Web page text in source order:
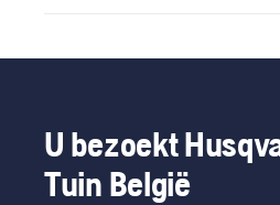
U bezoekt
Tuin België